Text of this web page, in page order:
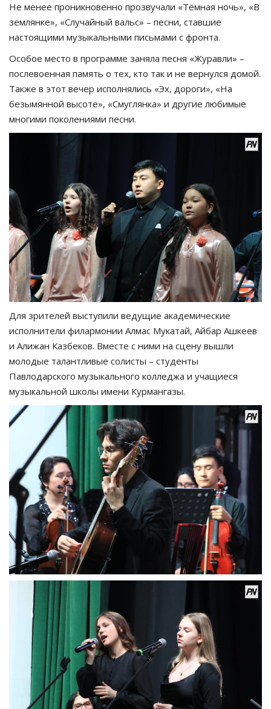
Не менее проникновенно прозвучали «Тёмная ночь», «В
землянке», «Случайный вальс» – песни, ставшие
настоящими музыкальными письмами с фронта.
Особое место в программе заняла песня «Журавли» –
послевоенная память о тех, кто так и не вернулся домой.
Также в этот вечер исполнялись «Эх, дороги», «На
безымянной высоте», «Смуглянка» и другие любимые
многими поколениями песни.
Для зрителей выступили ведущие академические
исполнители филармонии Алмас Мукатай, Айбар Ашкеев
и Алижан Казбеков. Вместе с ними на сцену вышли
молодые талантливые солисты – студенты
Павлодарского музыкального колледжа и учащиеся
музыкальной школы имени Курмангазы.